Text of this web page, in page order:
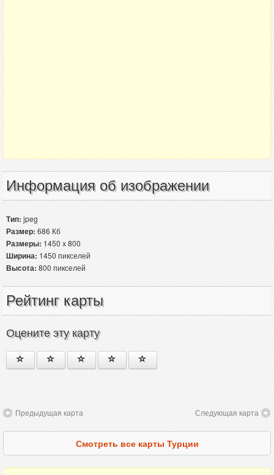
Информация об изображении
Тип:jpeg
Размер:686 Кб
Размеры:1450 x 800
Ширина:1450 пикселей
Высота:800 пикселей
Рейтинг карты
Оцените эту карту
Предыдущая карта Следующая карта
Смотреть все карты Турции